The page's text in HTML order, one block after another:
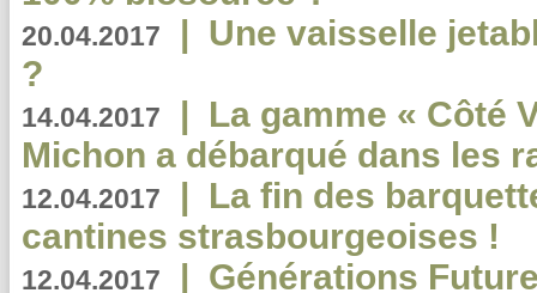
20.04.2017 | Une vaisselle
?
14.04.2017 | La gamme « Côté
Michon a débarqué dans les
12.04.2017 | La fin des
cantines strasbourgeoises !
12.04.2017 | Générations